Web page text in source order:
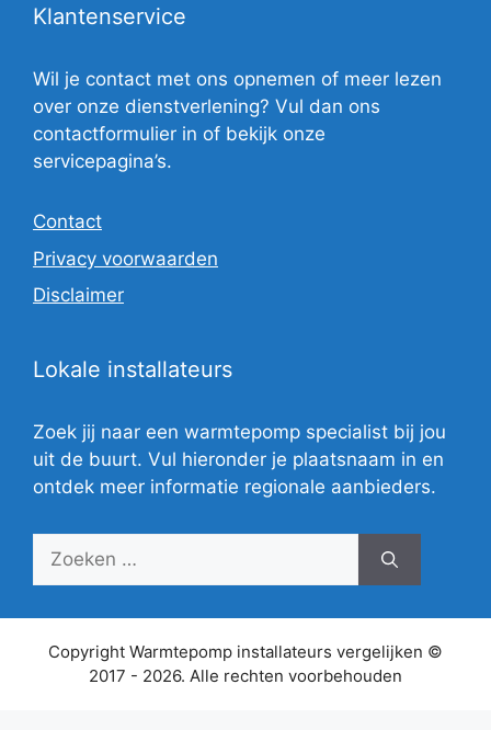
Klantenservice
Wil je contact met ons opnemen of meer lezen
over onze dienstverlening? Vul dan ons
contactformulier in of bekijk onze
servicepagina’s.
Contact
Privacy voorwaarden
Disclaimer
Lokale installateurs
Zoek jij naar een warmtepomp specialist bij jou
uit de buurt. Vul hieronder je plaatsnaam in en
ontdek meer informatie regionale aanbieders.
Zoek
Copyright Warmtepomp installateurs vergelijken ©
2017 - 2026. Alle rechten voorbehouden